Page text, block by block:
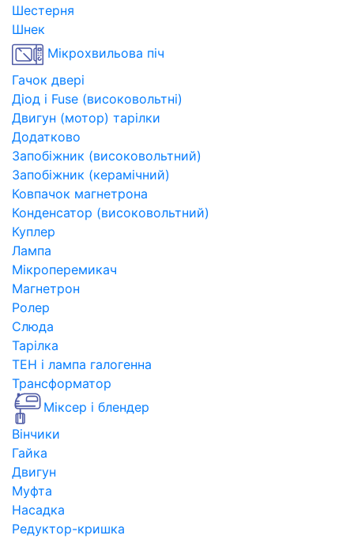
Шестерня
Шнек
Мікрохвильова піч
Гачок двері
Діод і Fuse (високовольтні)
Двигун (мотор) тарілки
Додатково
Запобіжник (високовольтний)
Запобіжник (керамічний)
Ковпачок магнетрона
Конденсатор (високовольтний)
Куплер
Лампа
Мікроперемикач
Магнетрон
Ролер
Слюда
Тарілка
ТЕН і лампа галогенна
Трансформатор
Міксер і блендер
Вінчики
Гайка
Двигун
Муфта
Насадка
Редуктор-кришка